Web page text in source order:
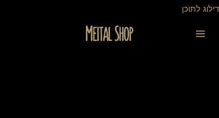
דילוג לתוכן
דילוג
של